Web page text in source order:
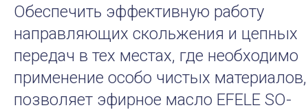
Обеспечить эффективную работу
направляющих скольжения и цепных
передач в тех местах, где необходимо
применение особо чистых материалов,
позволяет эфирное масло EFELE SO-